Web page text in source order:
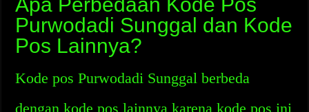
Purwodadi Sunggal dan Kode
Pos Lainnya?
Kode pos Purwodadi Sunggal berbeda
dengan kode pos lainnya karena kode pos ini